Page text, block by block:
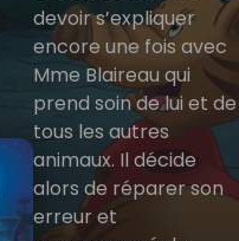
devoir s’expliquer
encore une fois avec
Mme Blaireau qui
prend soin de lui et de
tous les autres
animaux. Il décide
alors de réparer son
erreur et